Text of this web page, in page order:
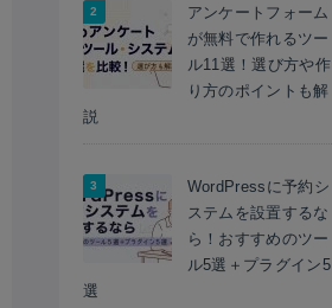
アンケートフォーム
が無料で作れるツー
ル11選！選び方や作
り方のポイントも解
説
WordPressに予約シ
ステムを設置するな
ら！おすすめのツー
ル5選＋プラグイン5
選